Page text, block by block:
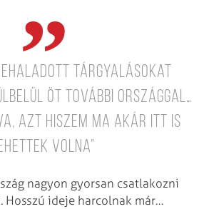
tárgyalásokat
öt további országgal…
azt hiszem ma akár itt is
volna”
nagyon gyorsan csatlakozni
Hosszú ideje harcolnak már…